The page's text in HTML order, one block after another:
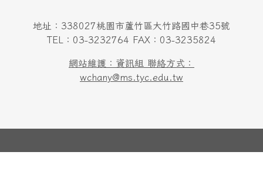
地址：338027桃園市蘆竹區大竹路國中巷35號
TEL：03-3232764 FAX：03-3235824
網站維護：資訊組 聯絡方式：
wchany@ms.tyc.edu.tw